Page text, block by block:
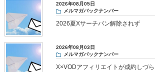
2026年08月05日
メルマガバックナンバー
2026夏Xサーチバン解除されず
2026年08月03日
メルマガバックナンバー
X×VODアフィリエイトが成約しづ